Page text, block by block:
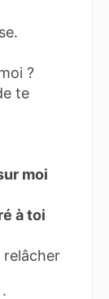
?
te
moi
à toi
relâcher